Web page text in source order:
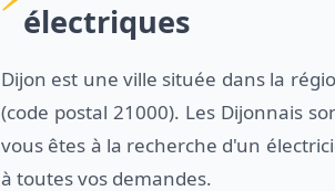
électriques
Dijon est une ville située dans la
(code postal 21000). Les Dijonnais
vous êtes à la recherche d'un
à toutes vos demandes.